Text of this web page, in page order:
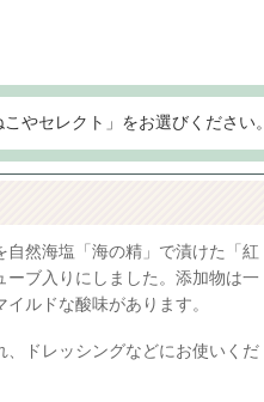
やセレクト」をお選びください。
然海塩「海の精」で漬けた「紅
ブ入りにしました。添加物は一
ルドな酸味があります。
、ドレッシングなどにお使いくだ